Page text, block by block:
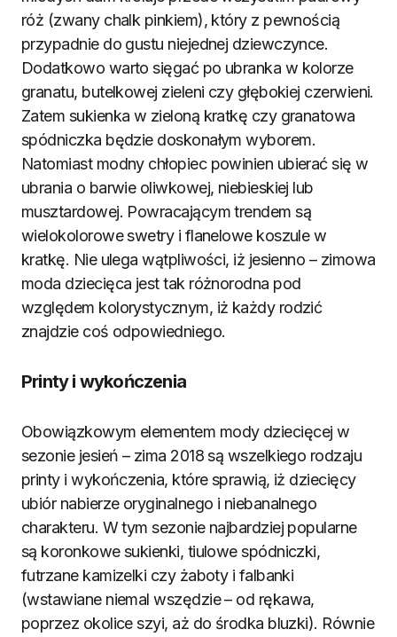
róż (zwany chalk pinkiem), który z pewnością
przypadnie do gustu niejednej dziewczynce.
Dodatkowo warto sięgać po ubranka w kolorze
granatu, butelkowej zieleni czy głębokiej czerwieni.
Zatem sukienka w zieloną kratkę czy granatowa
spódniczka będzie doskonałym wyborem.
Natomiast modny chłopiec powinien ubierać się w
ubrania o barwie oliwkowej, niebieskiej lub
musztardowej. Powracającym trendem są
wielokolorowe swetry i flanelowe koszule w
kratkę. Nie ulega wątpliwości, iż jesienno – zimowa
moda dziecięca jest tak różnorodna pod
względem kolorystycznym, iż każdy rodzić
znajdzie coś odpowiedniego.
Printy i wykończenia
Obowiązkowym elementem mody dziecięcej w
sezonie jesień – zima 2018 są wszelkiego rodzaju
printy i wykończenia, które sprawią, iż dziecięcy
ubiór nabierze oryginalnego i niebanalnego
charakteru. W tym sezonie najbardziej popularne
są koronkowe sukienki, tiulowe spódniczki,
futrzane kamizelki czy żaboty i falbanki
(wstawiane niemal wszędzie – od rękawa,
poprzez okolice szyi, aż do środka bluzki). Równie